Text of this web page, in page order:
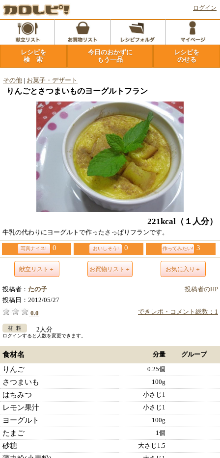
ログイン
レシピを
検 索
今日のおかずに
もう一品
レシピを
のせる
その他 お菓子・デザート
りんごとさつまいものヨーグルトフラン
221kcal （１人分）
牛乳の代わりにヨーグルトで作ったさっぱりフランです。
写真ナイス! 0 おいしそう! 0 作ってみたい! 3
献立リスト＋ お買物リスト＋ お気に入り＋
投稿者のHP
投稿者： たの子
投稿日： 2012/05/27
できレポ・コメント総数：1
0.0
2人分
ログインすると人数を変更できます。
食材名 分量 グループ
りんご 0.25個
さつまいも 100g
はちみつ 小さじ1
レモン果汁 小さじ1
ヨーグルト 100g
たまご 1個
砂糖 大さじ1.5